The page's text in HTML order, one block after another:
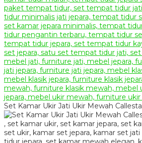
Set Kamar Ukir Jati Ukir Mewah Callesta